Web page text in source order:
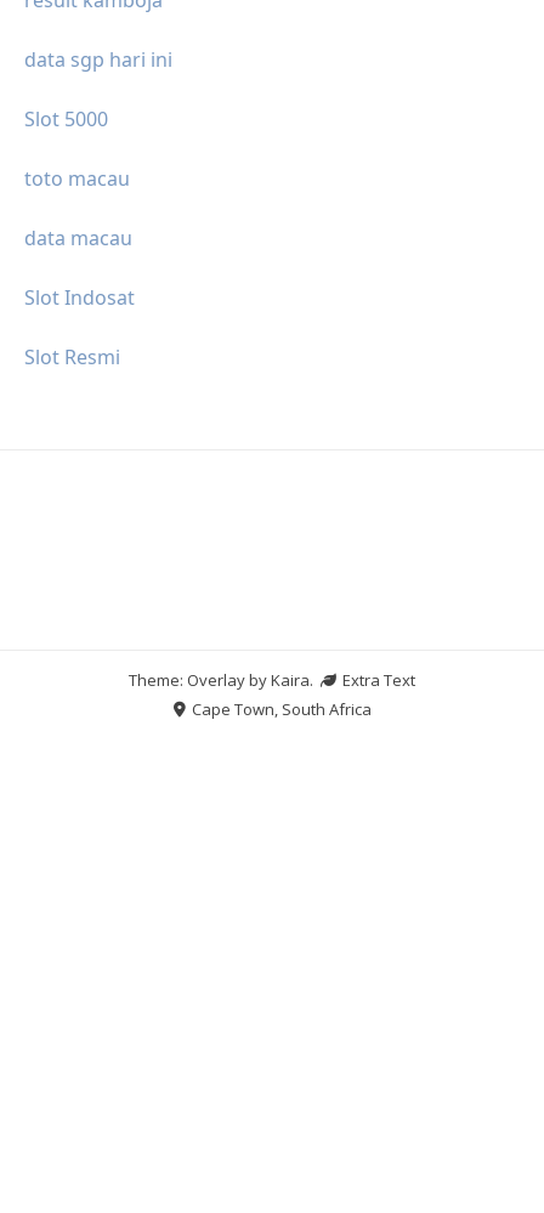
data sgp hari ini
Slot 5000
toto macau
data macau
Slot Indosat
Slot Resmi
Theme: Overlay byKaira.
Extra Text
Cape Town, South Africa